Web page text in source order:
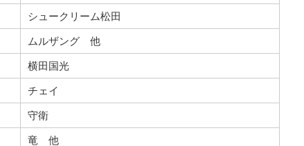
シュークリーム松田
ムルザング 他
横田国光
チェイ
守衛
竜 他